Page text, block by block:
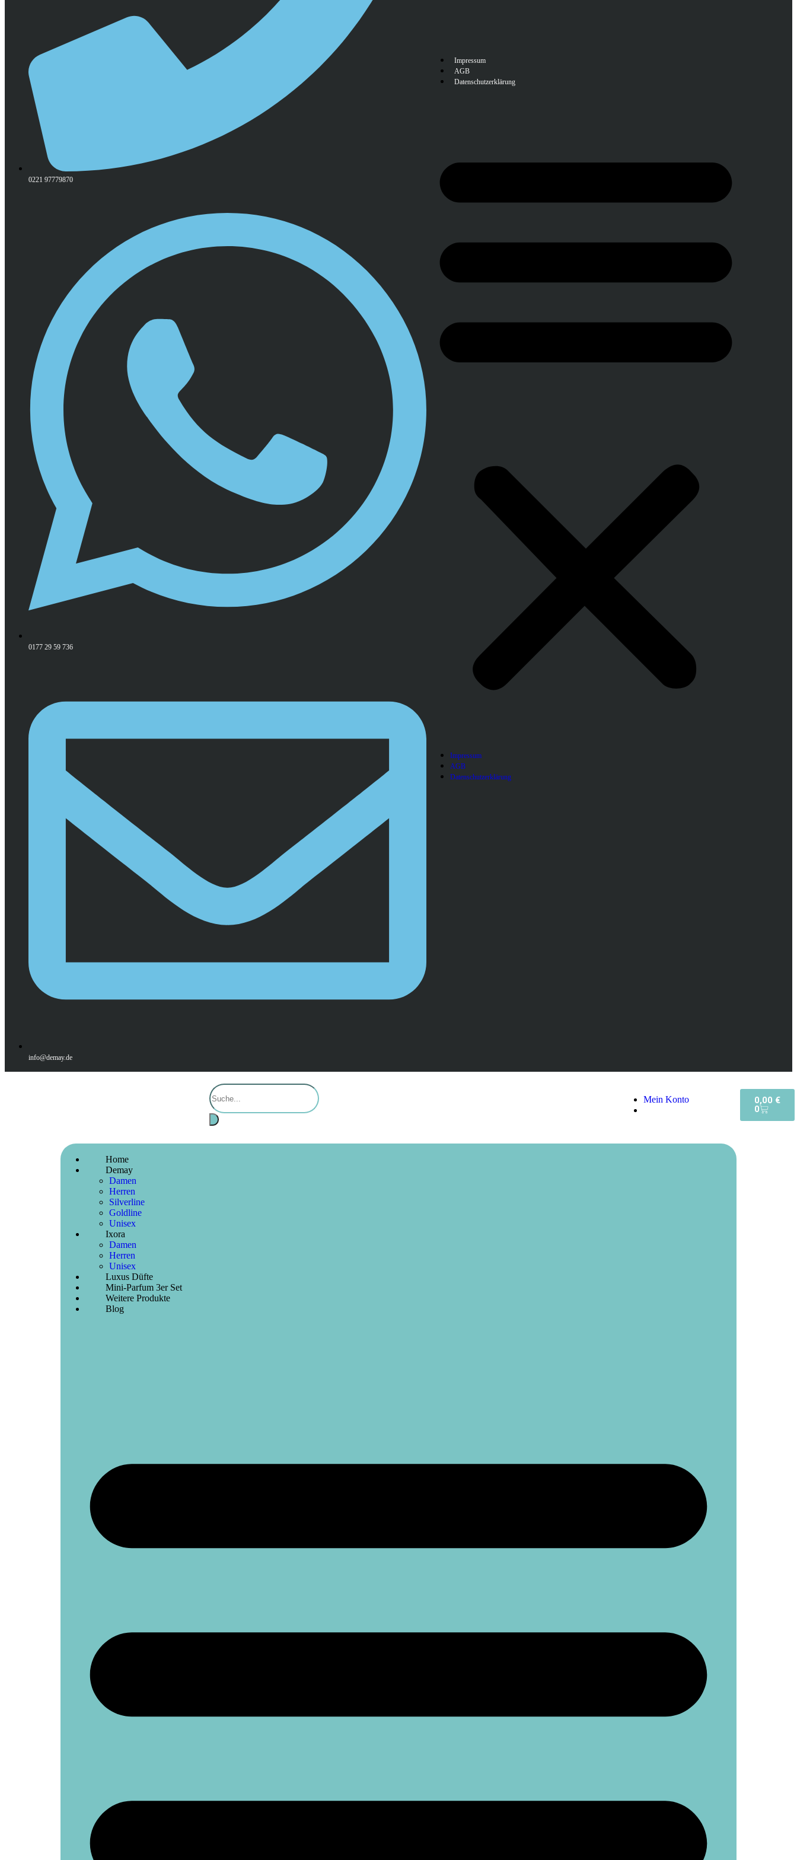
0221 97779870
0177 29 59 736
info@demay.de
Impressum
AGB
Datenschutzerklärung
Impressum
AGB
Datenschutzerklärung
Mein Konto 0,00 €
0
Home
Demay
Damen
Herren
Silverline
Goldline
Unisex
Ixora
Damen
Herren
Unisex
Luxus Düfte
Mini-Parfum 3er Set
Weitere Produkte
Blog